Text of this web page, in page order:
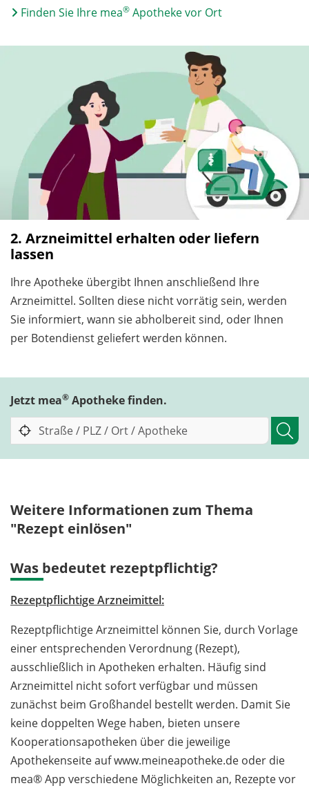
Finden Sie Ihre mea® Apotheke vor Ort
2. Arzneimittel erhalten oder liefern
lassen
Ihre Apotheke übergibt Ihnen anschließend Ihre
Arzneimittel. Sollten diese nicht vorrätig sein, werden
Sie informiert, wann sie abholbereit sind, oder Ihnen
per Botendienst geliefert werden können.
Jetzt mea® Apotheke finden.
Weitere Informationen zum Thema
"Rezept einlösen"
Was bedeutet rezeptpflichtig?
Rezeptpflichtige Arzneimittel:
Rezeptpflichtige Arzneimittel können Sie, durch Vorlage
einer entsprechenden Verordnung (Rezept),
ausschließlich in Apotheken erhalten. Häufig sind
Arzneimittel nicht sofort verfügbar und müssen
zunächst beim Großhandel bestellt werden. Damit Sie
keine doppelten Wege haben, bieten unsere
Kooperationsapotheken über die jeweilige
Apothekenseite auf www.meineapotheke.de oder die
mea® App verschiedene Möglichkeiten an, Rezepte vor